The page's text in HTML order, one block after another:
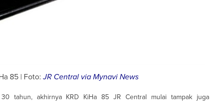
85 | Foto:JR Central via Mynavi News
tahun, akhirnya KRD KiHa 85 JR Central mulai tampak juga